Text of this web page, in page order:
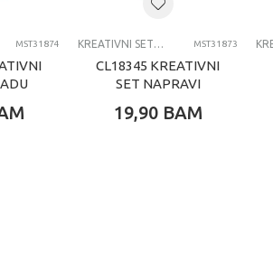
MST31874 KREATIVNI SETOVI OSTALO MST31873
CL18345 KREATIVNI
SET NAPRAVI
19,90 BAM